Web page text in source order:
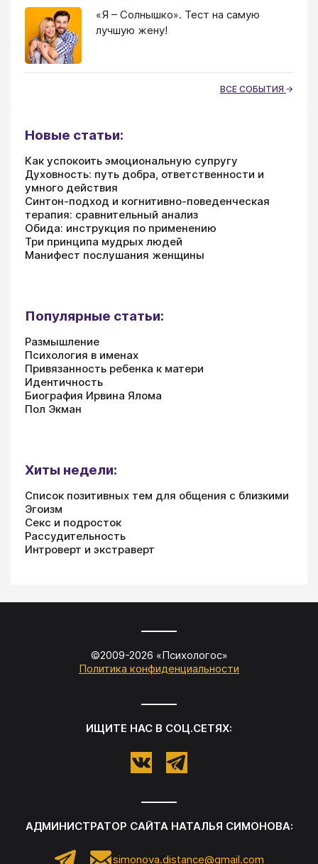
«Я – Солнышко». Тест на самую
лучшую жену!
ВСЕ СОБЫТИЯ
Новые статьи:
Как успокоить эмоциональную супругу
Духовность: путь добра, ответственности и
умного действия
Синтон-подход и когнитивно-поведенческая
терапия: сравнительный анализ
Обида: инструкция по применению
Три принципа мудрых людей
Манифест послушания женщины
Популярные статьи:
Размышление
Психология в именах
Привязанность ребенка к матери
Идентичность
Биография Ирвина Ялома
Пол Экман
Хиты недели:
Список позитивных тем для общения с близкими
Эгоизм
Секс и подросток
Рассудительность
Интроверт и экстраверт
©2009-2026 «Психологос»
Политика конфиденциальности
ИЩИТЕ НАС В СОЦ.СЕТЯХ:
АДМИНИСТРАТОР САЙТА НАТАЛЬЯ СИМОНОВА:
simonova.distance@gmail.com